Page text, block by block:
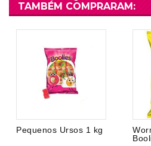
TAMBÉM COMPRARAM:
Pequenos Ursos 1 kg